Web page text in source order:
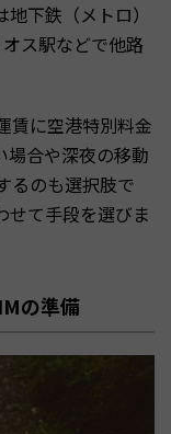
下鉄（メトロ）
ス駅などで他路
賃に空港特別料金
場合や深夜の移動
るのも選択肢で
せて手段を選びま
の準備